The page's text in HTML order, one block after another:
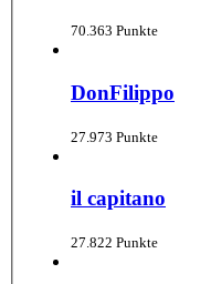
70.363 Punkte
DonFilippo
27.973 Punkte
il capitano
27.822 Punkte